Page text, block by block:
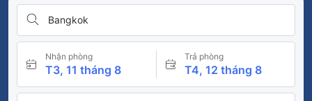
Bangkok
Nhận phòng
T3, 11 tháng 8
Trả phòng
T4, 12 tháng 8